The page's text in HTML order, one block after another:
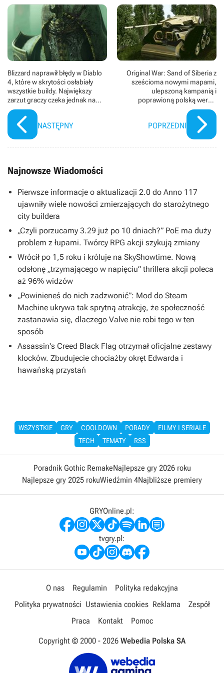
Blizzard naprawił błędy w Diablo
4, które w skrytości osłabiały
wszystkie buildy. Największy
zarzut graczy czeka jednak na
lepsze czasy
NASTĘPNY
Original War: Sand of Siberia z
sześcioma nowymi mapami,
ulepszoną kampanią i
poprawioną polską wersją
językową
POPRZEDNI
Najnowsze Wiadomości
Pierwsze informacje o aktualizacji 2.0 do Anno 117
ujawniły wiele nowości zmierzających do starożytnego
city buildera
„Czyli porzucamy 3.29 już po 10 dniach?” PoE ma duży
problem z łupami. Twórcy RPG akcji szykują zmiany
Wrócił po 1,5 roku i króluje na SkyShowtime. Nową
odsłonę „trzymającego w napięciu” thrillera akcji poleca
aż 96% widzów
„Powinieneś do nich zadzwonić”: Mod do Steam
Machine ukrywa tak sprytną atrakcję, że społeczność
zastanawia się, dlaczego Valve nie robi tego w ten
sposób
Assassin's Creed Black Flag otrzymał oficjalne zestawy
klocków. Zbudujecie chociażby okręt Edwarda i
hawańską przystań
WSZYSTKIE GRY COOLDOWN PORADY
FILMY I SERIALE
TECH
TEMATY RSS
Poradnik Gothic RemakeNajlepsze gry 2026 roku
Najlepsze gry 2025 rokuWiedźmin 4Najbliższe premiery
GRYOnline.pl:
tvgry.pl:
O nas Regulamin
Polityka redakcyjna
Polityka prywatności Ustawienia cookies Reklama
Zespół
Praca
Kontakt Pomoc
Copyright © 2000 - 2026 Webedia Polska SA